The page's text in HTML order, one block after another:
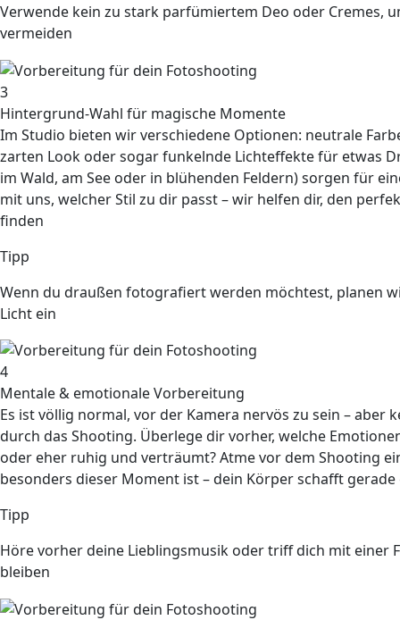
Verwende kein zu stark parfümiertem Deo oder Cremes,
vermeiden
3
Hintergrund-Wahl für magische Momente
Im Studio bieten wir verschiedene Optionen: neutrale
zarten Look oder sogar funkelnde Lichteffektefür etwas
im Wald, am See oder in blühenden Feldern) sorgen für
mit uns, welcher Stil zu dir passt – wir helfen dir, den
finden
Tipp
Wenn du draußen fotografiert werden möchtest, planen
Licht ein
4
Mentale & emotionale Vorbereitung
Es ist völlig normal, vor der Kamera nervös zu sein – aber
durch das Shooting. Überlege dir vorher, welche
oder eher ruhig und verträumt? Atme vor dem Shooting
besonders dieser Moment ist – dein Körper schafft
Tipp
Höre vorher deine Lieblingsmusik oder triff dich mit einer
bleiben